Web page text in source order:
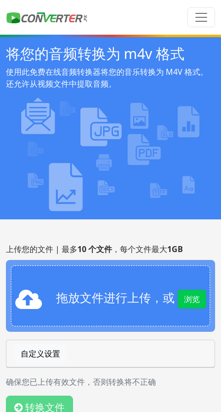
将您的音频转换为 m4v 格式
使用此免费在线音频转换器将您的音乐转换为 M4V 格式。
还允许从视频文件中提取音频。
上传您的文件 | 最多10 个文件，每个文件最大1GB
拖放文件进行上传，或 浏览
自定义设置
确保您已上传有效文件，否则转换将不正确
转换文件